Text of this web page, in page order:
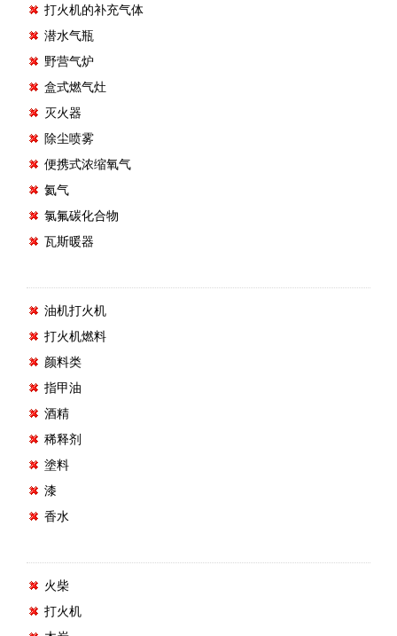
打火机的补充气体
潜水气瓶
野营气炉
盒式燃气灶
灭火器
除尘喷雾
便携式浓缩氧气
氦气
氯氟碳化合物
瓦斯暖器
油机打火机
打火机燃料
颜料类
指甲油
酒精
稀释剂
塗料
漆
香水
火柴
打火机